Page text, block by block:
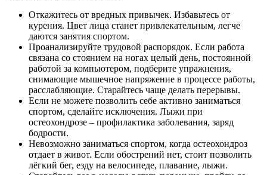
Откажитесь от вредных привычек. Избавьтесь от
курения. Цвет лица станет привлекательным, легче
даются занятия спортом.
Проанализируйте трудовой распорядок. Если работа
связана со стоянием на ногах целый день, постоянной
работой за компьютером, подберите упражнения,
снимающие мышечное напряжение в процессе работы,
расслабляющие. Старайтесь чаще делать перерывы.
Если не можете позволить себе активно заниматься
спортом, сделайте исключения. Лыжи при
остеохондрозе – профилактика заболевания, заряд
бодрости.
Невозможно заниматься спортом, когда остеохондроз
отдает в живот. Если обострений нет, стоит позволить
лёгкий бег, езду на велосипеде, плавание, лыжи.